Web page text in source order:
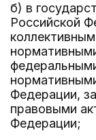
б) в
Российской
Федерации,
правовыми
Федерации;